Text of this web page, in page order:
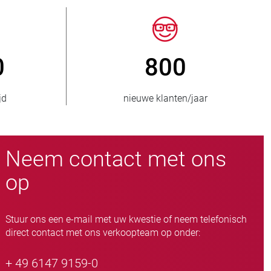
> 15.000
slangafsluiteruitvoeringen
Neem contact met ons
op
Stuur ons een e-mail met uw kwestie of neem telefonisch
direct contact met ons verkoopteam op onder:
+ 49 6147 9159-0